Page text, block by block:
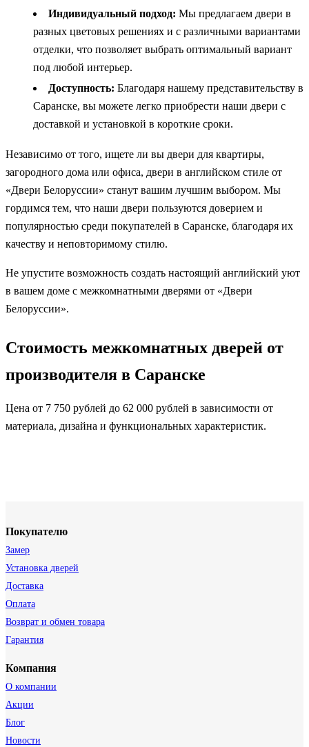
Индивидуальный подход: Мы предлагаем двери в
разных цветовых решениях и с различными вариантами
отделки, что позволяет выбрать оптимальный вариант
под любой интерьер.
Доступность: Благодаря нашему представительству в
Саранске, вы можете легко приобрести наши двери с
доставкой и установкой в короткие сроки.
Независимо от того, ищете ли вы двери для квартиры,
загородного дома или офиса, двери в английском стиле от
«Двери Белоруссии» станут вашим лучшим выбором. Мы
гордимся тем, что наши двери пользуются доверием и
популярностью среди покупателей в Саранске, благодаря их
качеству и неповторимому стилю.
Не упустите возможность создать настоящий английский уют
в вашем доме с межкомнатными дверями от «Двери
Белоруссии».
Стоимость межкомнатных дверей от
производителя в Саранске
Цена от 7 750 рублей до 62 000 рублей в зависимости от
материала, дизайна и функциональных характеристик.
Покупателю
Замер
Установка дверей
Доставка
Оплата
Возврат и обмен товара
Гарантия
Компания
О компании
Акции
Блог
Новости